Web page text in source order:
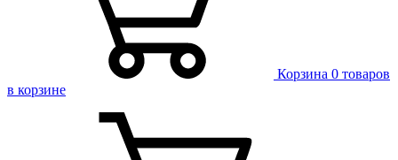
Корзина 0 товаров
в корзине